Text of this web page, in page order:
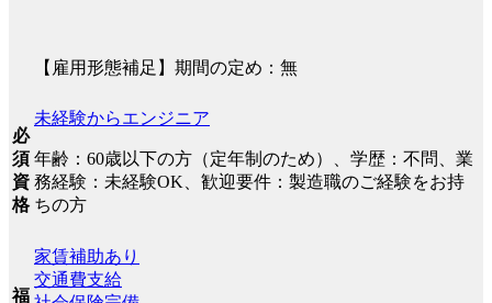
【雇用形態補足】期間の定め：無
必
須
資
格
未経験からエンジニア
年齢：60歳以下の方（定年制のため）、学歴：不問、業
務経験：未経験OK、歓迎要件：製造職のご経験をお持
ちの方
福
家賃補助あり
交通費支給